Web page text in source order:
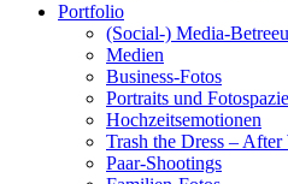
Portfolio
(Social-) Media-
Medien
Business-Fotos
Portraits und
Hochzeitsemotionen
Trash the Dress – After
Paar-Shootings